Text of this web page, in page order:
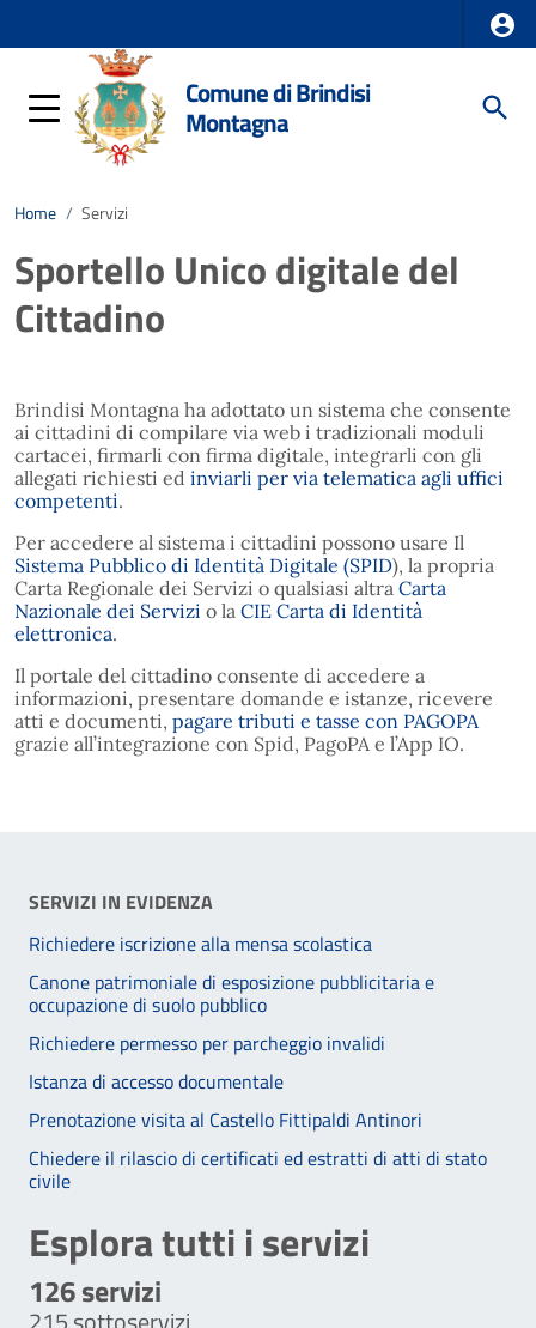
Comune di Brindisi
Montagna
Home / Servizi
Sportello Unico digitale del
Cittadino
Brindisi Montagna ha adottato un sistema che consente
ai cittadini di compilare via web i tradizionali moduli
cartacei, firmarli con firma digitale, integrarli con gli
allegati richiesti ed inviarli per via telematica agli uffici
competenti.
Per accedere al sistema i cittadini possono usare Il
Sistema Pubblico di Identità Digitale (SPID), la propria
Carta Regionale dei Servizi o qualsiasi altra Carta
Nazionale dei Servizi o la CIE Carta di Identità
elettronica.
Il portale del cittadino consente di accedere a
informazioni, presentare domande e istanze, ricevere
atti e documenti, pagare tributi e tasse con PAGOPA
grazie all’integrazione con Spid, PagoPA e l’App IO.
Esplora tutti i servizi
126servizi
SERVIZI IN EVIDENZA
Richiedere iscrizione alla mensa scolastica
Canone patrimoniale di esposizione pubblicitaria e
occupazione di suolo pubblico
Richiedere permesso per parcheggio invalidi
Istanza di accesso documentale
Prenotazione visita al Castello Fittipaldi Antinori
Chiedere il rilascio di certificati ed estratti di atti di stato
civile